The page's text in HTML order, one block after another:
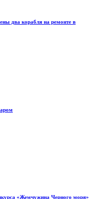
два корабля на ремонте в
«Жемчужина Черного моря»